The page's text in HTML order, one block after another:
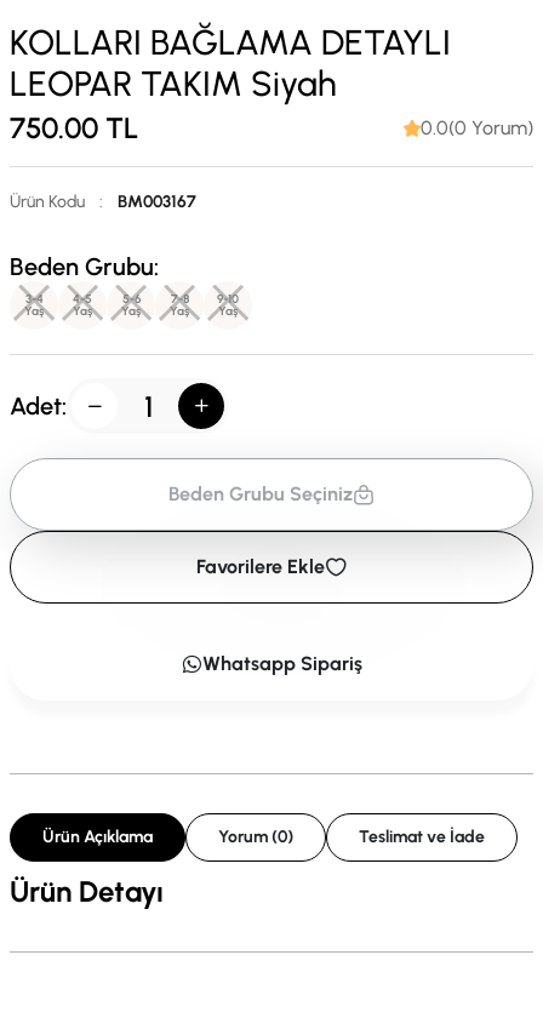
KOLLARI BAĞLAMA DETAYLI
LEOPAR TAKIM Siyah
750.00 TL 0.0(0 Yorum)
Ürün Kodu : BM003167
Beden Grubu:
3-4
Yaş
4-5
Yaş
5-6
Yaş
7-8
Yaş
9-10
Yaş
Adet:
Beden Grubu Seçiniz
Favorilere Ekle
Whatsapp Sipariş
Ürün Açıklama Yorum (0) Teslimat ve İade
Ürün Detayı